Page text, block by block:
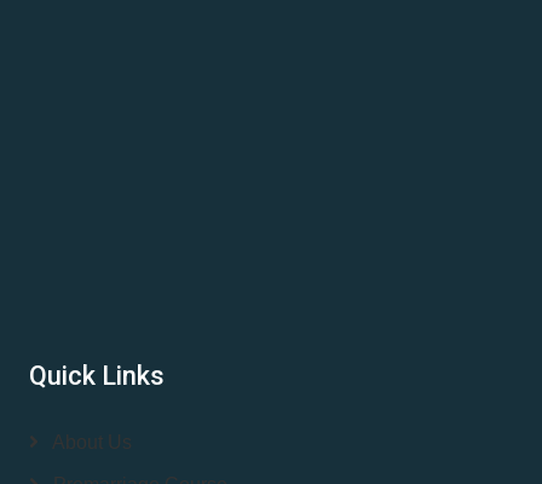
Quick Links
About Us